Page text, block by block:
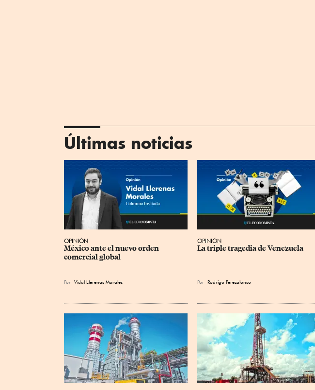
Últimas noticias
OPINIÓN
México ante el nuevo orden
comercial global
Por Vidal Llerenas Morales
OPINIÓN
La triple tragedia de Venezuela
Por Rodrigo Perezalonso